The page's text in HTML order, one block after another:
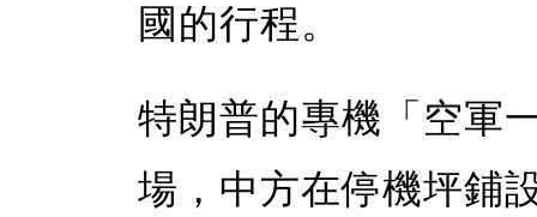
國的行程。
特朗普的專機「空軍
場，中方在停機坪鋪